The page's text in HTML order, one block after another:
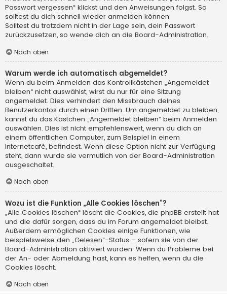
Passwort vergessen“ klickst und den Anweisungen folgst. So
solltest du dich schnell wieder anmelden können.
Solltest du trotzdem nicht in der Lage sein, dein Passwort
zurückzusetzen, so wende dich an die Board-Administration.
Nach oben
Warum werde ich automatisch abgemeldet?
Wenn du beim Anmelden das Kontrollkästchen „Angemeldet
bleiben“ nicht auswählst, wirst du nur für eine Sitzung
angemeldet. Dies verhindert den Missbrauch deines
Benutzerkontos durch einen Dritten. Um angemeldet zu bleiben,
kannst du das Kästchen „Angemeldet bleiben“ beim Anmelden
auswählen. Dies ist nicht empfehlenswert, wenn du dich an
einem öffentlichen Computer, zum Beispiel in einem
Internetcafé, befindest. Wenn diese Option nicht zur Verfügung
steht, dann wurde sie vermutlich von der Board-Administration
ausgeschaltet.
Nach oben
Wozu ist die Funktion „Alle Cookies löschen“?
„Alle Cookies löschen“ löscht die Cookies, die phpBB erstellt hat
und die dafür sorgen, dass du im Forum angemeldet bleibst.
Außerdem ermöglichen Cookies einige Funktionen, wie
beispielsweise den „Gelesen“-Status – sofern sie von der
Board-Administration aktiviert wurden. Wenn du Probleme bei
der An- oder Abmeldung hast, kann es helfen, wenn du die
Cookies löscht.
Nach oben